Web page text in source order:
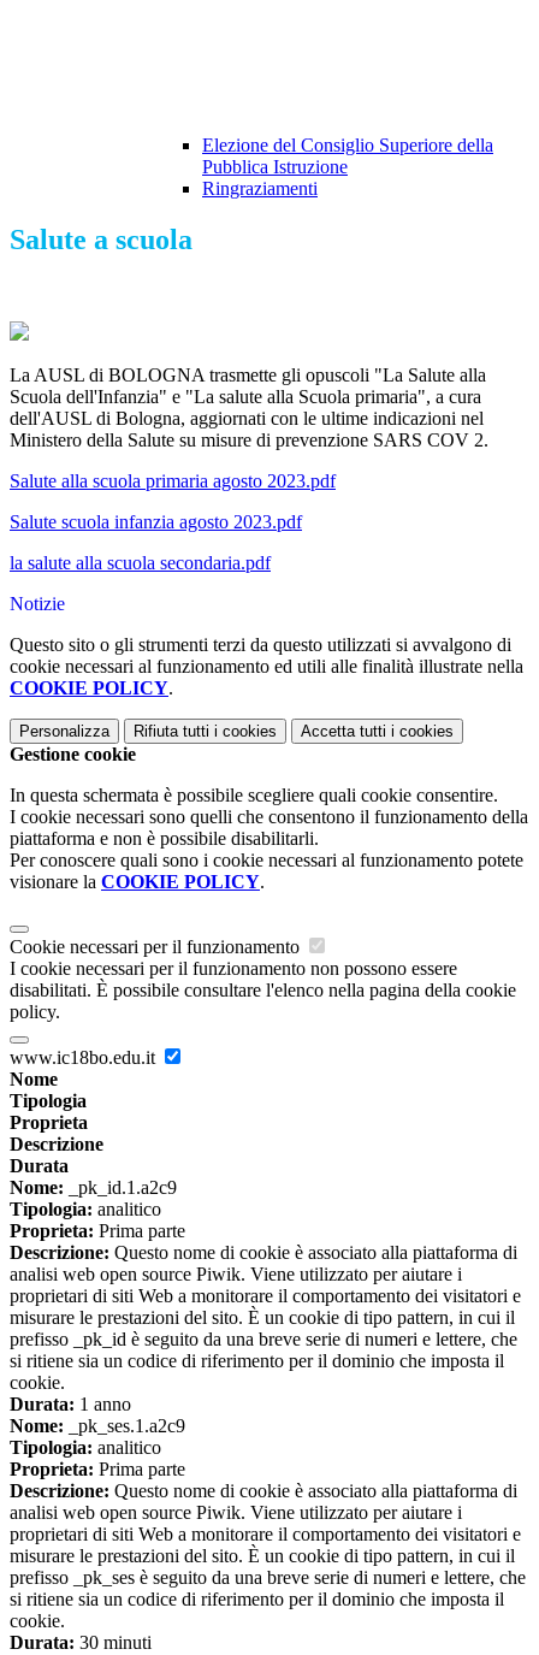
Elezione del Consiglio Superiore della
Pubblica Istruzione
Ringraziamenti
Salute a scuola
La AUSL di BOLOGNA trasmette gli opuscoli "La Salute alla
Scuola dell'Infanzia" e "La salute alla Scuola primaria", a cura
dell'AUSL di Bologna, aggiornati con le ultime indicazioni nel
Ministero della Salute su misure di prevenzione SARS COV 2.
Salute alla scuola primaria agosto 2023.pdf
Salute scuola infanzia agosto 2023.pdf
la salute alla scuola secondaria.pdf
Notizie
Questo sito o gli strumenti terzi da questo utilizzati si avvalgono di
cookie necessari al funzionamento ed utili alle finalità illustrate nella
COOKIE POLICY.
Personalizza Rifiuta tutti i cookies Accetta tutti i cookies
Gestione cookie
In questa schermata è possibile scegliere quali cookie consentire.
I cookie necessari sono quelli che consentono il funzionamento della
piattaforma e non è possibile disabilitarli.
Per conoscere quali sono i cookie necessari al funzionamento potete
visionare la COOKIE POLICY.
Cookie necessari per il funzionamento
I cookie necessari per il funzionamento non possono essere
disabilitati. È possibile consultare l'elenco nella pagina della cookie
policy.
www.ic18bo.edu.it
Nome
Tipologia
Proprieta
Descrizione
Durata
Nome: _pk_id.1.a2c9
Tipologia: analitico
Proprieta: Prima parte
Descrizione: Questo nome di cookie è associato alla piattaforma di
analisi web open source Piwik. Viene utilizzato per aiutare i
proprietari di siti Web a monitorare il comportamento dei visitatori e
misurare le prestazioni del sito. È un cookie di tipo pattern, in cui il
prefisso _pk_id è seguito da una breve serie di numeri e lettere, che
si ritiene sia un codice di riferimento per il dominio che imposta il
cookie.
Durata: 1 anno
Nome: _pk_ses.1.a2c9
Tipologia: analitico
Proprieta: Prima parte
Descrizione: Questo nome di cookie è associato alla piattaforma di
analisi web open source Piwik. Viene utilizzato per aiutare i
proprietari di siti Web a monitorare il comportamento dei visitatori e
misurare le prestazioni del sito. È un cookie di tipo pattern, in cui il
prefisso _pk_ses è seguito da una breve serie di numeri e lettere, che
si ritiene sia un codice di riferimento per il dominio che imposta il
cookie.
Durata: 30 minuti